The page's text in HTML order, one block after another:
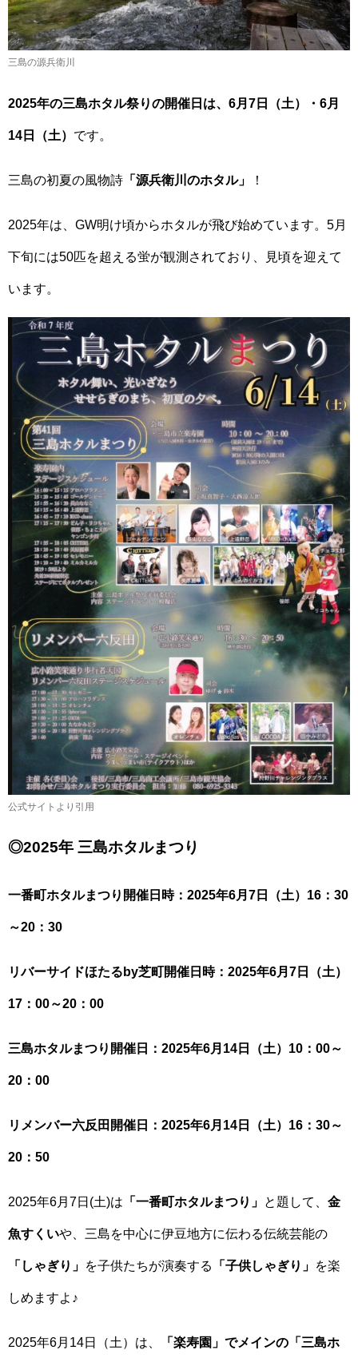
三島の源兵衛川
2025年の三島ホタル祭りの開催日は、6月7日（土）・6月
14日（土） です。
三島の初夏の風物詩 「源兵衛川のホタル」 ！
2025年は、GW明け頃からホタルが飛び始めています。5月
下旬には50匹を超える蛍が観測されており、見頃を迎えて
います。
公式サイトより引用
◎2025年 三島ホタルまつり
一番町ホタルまつり開催日時：2025年6月7日（土）16：30
～20：30
リバーサイドほたるby芝町開催日時：2025年6月7日（土）
17：00～20：00
三島ホタルまつり開催日：2025年6月14日（土）10：00～
20：00
リメンバー六反田開催日：2025年6月14日（土）16：30～
20：50
2025年6月7日(土)は 「一番町ホタルまつり」 と題して、 金
魚すくいや、三島を中心に伊豆地方に伝わる伝統芸能の
「しゃぎり」 を子供たちが演奏する 「子供しゃぎり」 を楽
しめますよ♪
2025年6月14日（土）は、 「楽寿園」でメインの「三島ホ